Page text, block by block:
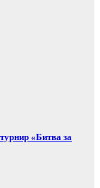
«Битва за